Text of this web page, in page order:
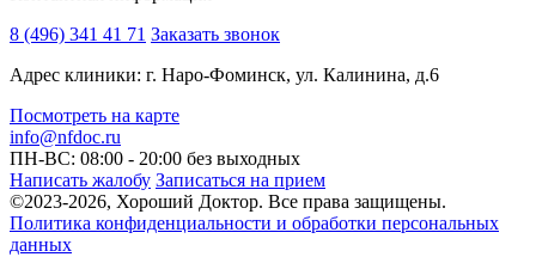
8 (496) 341 41 71 Заказать звонок
Адрес клиники: г. Наро-Фоминск, ул. Калинина, д.6
Посмотреть на карте
info@nfdoc.ru
ПН-ВС: 08:00 - 20:00 без выходных
Написать жалобу Записаться на прием
©2023-2026, Хороший Доктор. Все права защищены.
Политика конфиденциальности и обработки персональных
данных